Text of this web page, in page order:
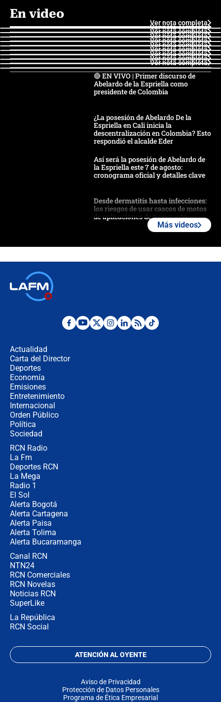
En video
Ver nota completa
Ver nota completa
Ver nota completa
Ver nota completa
Ver nota completa
Ver nota completa
Ver nota completa
Ver nota completa
Ver nota completa
Ver nota completa
🔴 EN VIVO | Primer discurso de
Abelardo de la Espriella como
presidente de Colombia
¿La posesión de Abelardo De la
Espriella en Cali inicia la
descentralización en Colombia? Esto
respondió el alcalde Eder
Así será la posesión de Abelardo de
la Espriella este 7 de agosto:
cronograma oficial y detalles clave
Desde dermatitis hasta infecciones:
los riesgos de usar cascos de motos
de aplicaciones de transporte
Posesión de Abelardo De La Espriella
Más videos
Actualidad
Carta del Director
Deportes
Economía
Emisiones
Entretenimiento
Internacional
Orden Público
Política
Sociedad
RCN Radio
La Fm
Deportes RCN
La Mega
Radio 1
El Sol
Alerta Bogotá
Alerta Cartagena
Alerta Paisa
Alerta Tolima
Alerta Bucaramanga
Canal RCN
NTN24
RCN Comerciales
RCN Novelas
Noticias RCN
SuperLike
La República
RCN Social
ATENCIÓN AL OYENTE
Aviso de Privacidad
Protección de Datos Personales
Programa de Ética Empresarial